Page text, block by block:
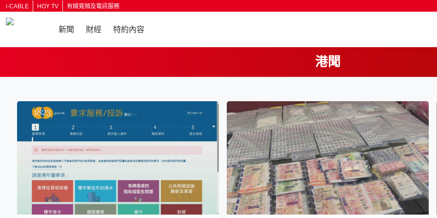
i-CABLE HOY TV 有線寬頻及電訊服務
新聞 財經 特約內容
港聞
按輸入鍵開始搜尋